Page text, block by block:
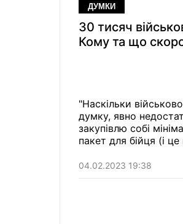
ДУМКИ
30 тисяч
Кому та що
"Наскільки
думку, явно
закупівлю собі
пакет для бійця (і
04.02.2023 19:38